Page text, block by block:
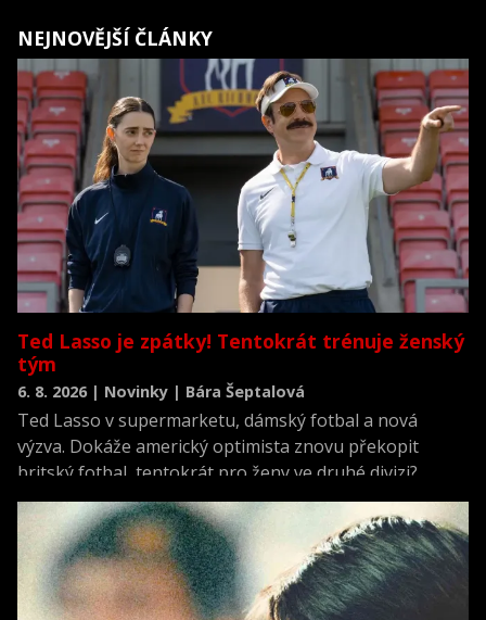
NEJNOVĚJŠÍ ČLÁNKY
Ted Lasso je zpátky! Tentokrát trénuje ženský
tým
6. 8. 2026 | Novinky | Bára Šeptalová
Ted Lasso v supermarketu, dámský fotbal a nová
výzva. Dokáže americký optimista znovu překopit
britský fotbal, tentokrát pro ženy ve druhé divizi?